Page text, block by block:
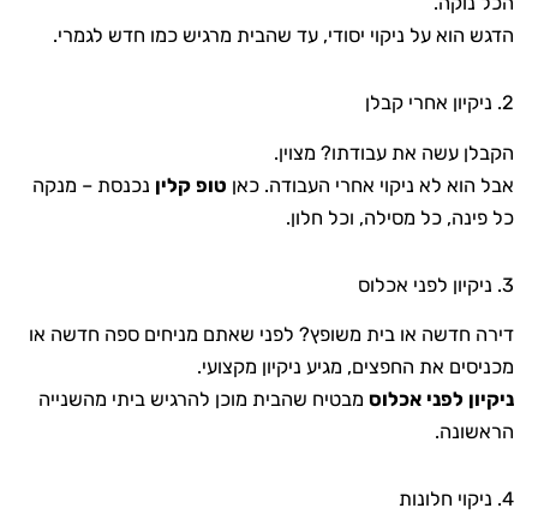
הדגש הוא על ניקוי יסודי, עד שהבית מרגיש כמו חדש לגמרי.
2. ניקיון אחרי קבלן
הקבלן עשה את עבודתו? מצוין.
אבל הוא לא ניקוי אחרי העבודה. כאן טופ קלין נכנסת – מנקה
כל פינה, כל מסילה, וכל חלון.
3. ניקיון לפני אכלוס
דירה חדשה או בית משופץ? לפני שאתם מניחים ספה חדשה או
מכניסים את החפצים, מגיע ניקיון מקצועי.
ניקיון לפני אכלוס מבטיח שהבית מוכן להרגיש ביתי מהשנייה
הראשונה.
4. ניקוי חלונות